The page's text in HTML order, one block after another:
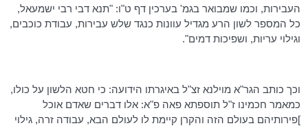
העבירות, וכמו שמבואר בגמ' בערכין דף ט"ו: "תנא דבי רבי ישמעאל,
כל המספר לשון הרע מגדיל עוונות כנגד שלש עבירות, עבודת כוכבים,
וגילוי עריות, ושפיכות דמים".
וכך כותב הגר"א מוילנא זצ"ל באיגרתו הידועה: כי חטא הלשון על כולו,
כמאמר חכמינו ז"ל תוספתא פאה פ"א: אלו דברים שאדם אוכל
]פירותיהם בעולם הזה והקרן קיימת לו לעולם הבא, עבודה זרה, גילוי